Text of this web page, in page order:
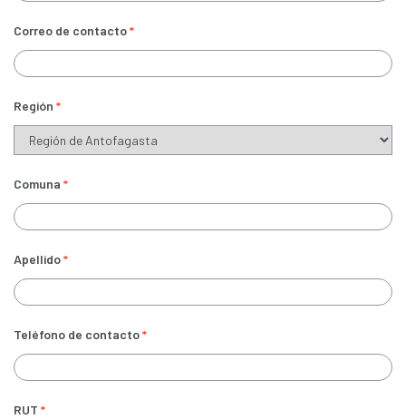
Correo de contacto*
Región *
Comuna *
Apellido*
Teléfono de contacto*
RUT *